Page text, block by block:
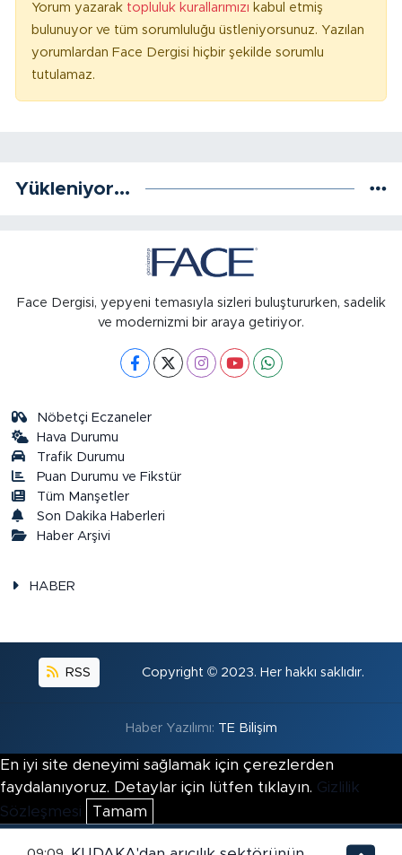
Yorum yazarak topluluk kurallarımızı kabul etmiş
bulunuyor ve tüm sorumluluğu üstleniyorsunuz. Yazılan
yorumlardan Face Dergisi hiçbir şekilde sorumlu
tutulamaz.
Yükleniyor...
Face Dergisi, yepyeni temasıyla sizleri buluştururken, sadelik
ve modernizmi bir araya getiriyor.
Nöbetçi Eczaneler
Hava Durumu
Trafik Durumu
Puan Durumu ve Fikstür
Tüm Manşetler
Son Dakika Haberleri
Haber Arşivi
HABER
RSS Copyright © 2023. Her hakkı saklıdır.
Haber Yazılımı: TE Bilişim
En iyi site deneyimi sağlamak için çerezlerden
faydalanıyoruz. Detaylar için lütfen tıklayın. Gizlilik
Sözleşmesi
Tamam